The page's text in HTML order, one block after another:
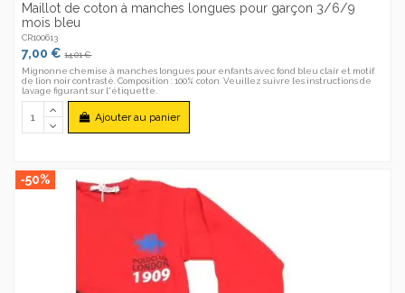
Maillot de coton à manches longues pour garçon 3/6/9
mois bleu
CR100613
7,00 €14,01 €
Mignonne chemise à manches longues pour enfants avec fond bleu clair et motif
de lion noir contrasté. Composition : 100% coton. Veuillez suivre les instructions de
lavage figurant sur l'étiquette.
Ajouter au panier
-50%